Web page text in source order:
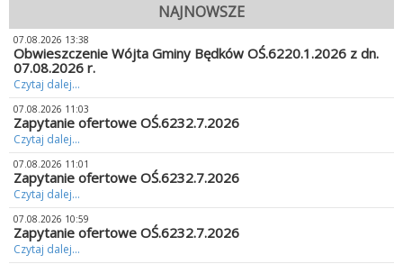
NAJNOWSZE
07.08.2026 13:38
Obwieszczenie Wójta Gminy Będków OŚ.6220.1.2026 z dn.
07.08.2026 r.
Czytaj dalej...
07.08.2026 11:03
Zapytanie ofertowe OŚ.6232.7.2026
Czytaj dalej...
07.08.2026 11:01
Zapytanie ofertowe OŚ.6232.7.2026
Czytaj dalej...
07.08.2026 10:59
Zapytanie ofertowe OŚ.6232.7.2026
Czytaj dalej...